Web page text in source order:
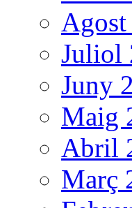
Juliol
Juny
Maig
Abril
Març